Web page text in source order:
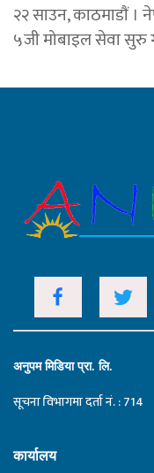
२२ साउन, काठमाडाैं ।
५जी मोबाइल सेवा सुरु
अनुपम मिडिया प्रा. लि.
सूचना विभागमा दर्ता नं. : 714
कार्यालय